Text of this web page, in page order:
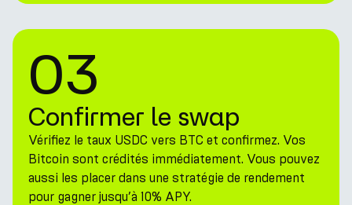
03
Confirmer le swap
Vérifiez le taux USDC vers BTC et confirmez. Vos
Bitcoin sont crédités immédiatement. Vous pouvez
aussi les placer dans une stratégie de rendement
pour gagner jusqu’à 10% APY.